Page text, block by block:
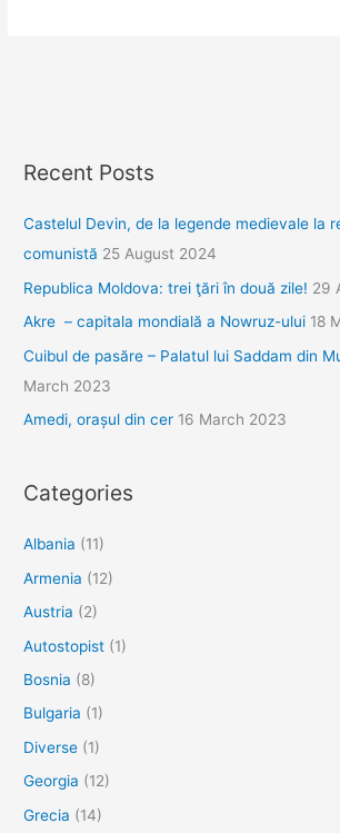
Recent Posts
Castelul Devin, de la legende medievale la
comunistă 25 August 2024
Republica Moldova: trei ţări în două zile! 29
Akre – capitala mondială a Nowruz-ului 18
Cuibul de pasăre – Palatul lui Saddam din
March 2023
Amedi, orașul din cer 16 March 2023
Categories
Albania (11)
Armenia (12)
Austria (2)
Autostopist (1)
Bosnia (8)
Bulgaria (1)
Diverse (1)
Georgia (12)
Grecia (14)